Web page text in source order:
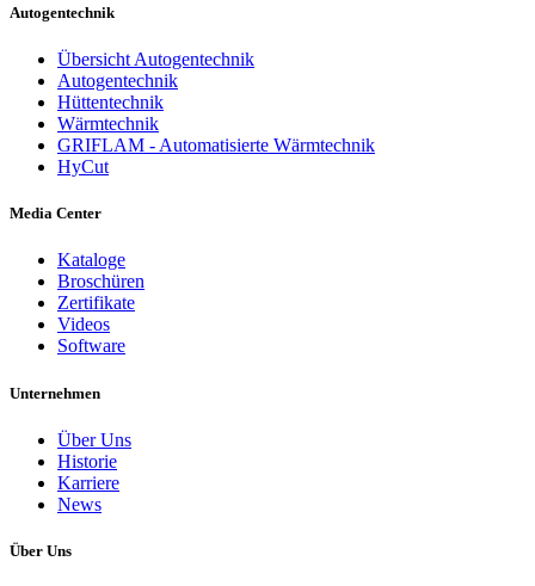
Autogentechnik
Übersicht Autogentechnik
Autogentechnik
Hüttentechnik
Wärmtechnik
GRIFLAM - Automatisierte Wärmtechnik
HyCut
Media Center
Kataloge
Broschüren
Zertifikate
Videos
Software
Unternehmen
Über Uns
Historie
Karriere
News
Über Uns